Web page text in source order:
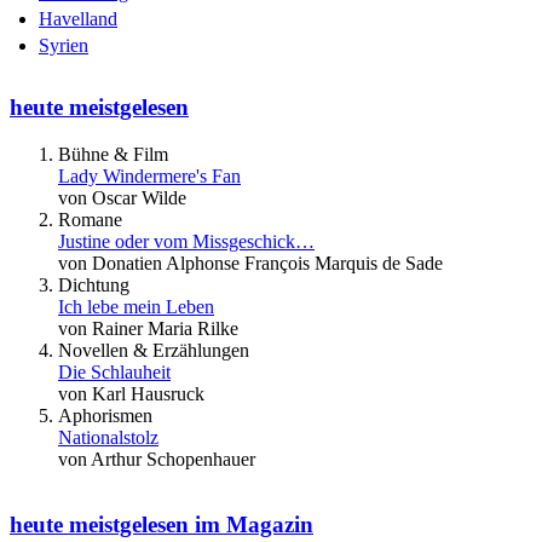
Havelland
Syrien
heute meistgelesen
Bühne & Film
Lady Windermere's Fan
von Oscar Wilde
Romane
Justine oder vom Missgeschick…
von Donatien Alphonse François Marquis de Sade
Dichtung
Ich lebe mein Leben
von Rainer Maria Rilke
Novellen & Erzählungen
Die Schlauheit
von Karl Hausruck
Aphorismen
Nationalstolz
von Arthur Schopenhauer
heute meistgelesen im Magazin